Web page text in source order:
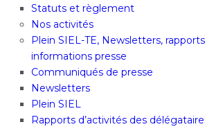
Statuts et règlement
Nos activités
Plein SIEL-TE, Newsletters,
informations presse
Communiqués de presse
Newsletters
Plein SIEL
Rapports d’activités des